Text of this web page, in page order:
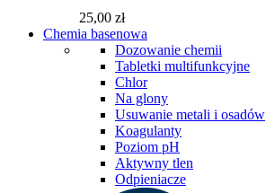
25,00 zł
Chemia basenowa
Dozowanie chemii
Tabletki multifunkcyjne
Chlor
Na glony
Usuwanie metali i osadów
Koagulanty
Poziom pH
Aktywny tlen
Odpieniacze